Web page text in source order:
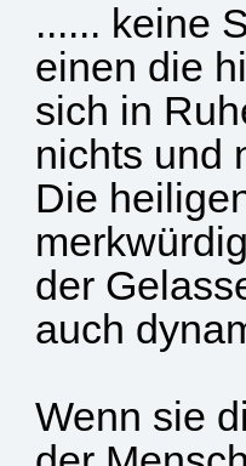
...... keine
einen die
sich in
nichts und
Die
der
auch
Wenn sie